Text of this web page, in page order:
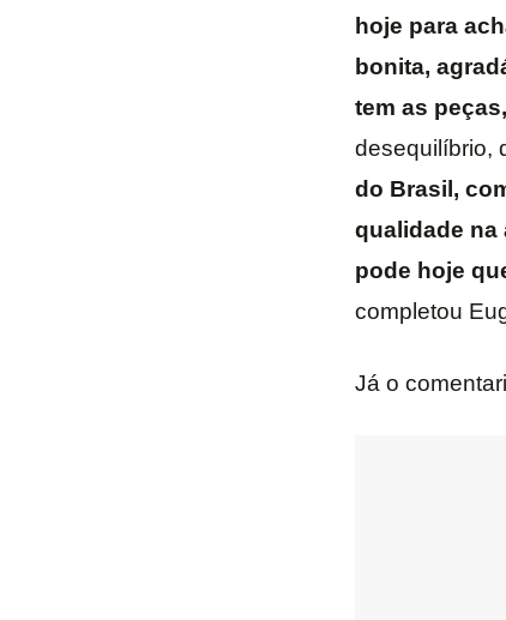
hoje para
bonita,
tem as
desequilíbrio,
do Brasil,
qualidade na
pode hoje
completou
Já o